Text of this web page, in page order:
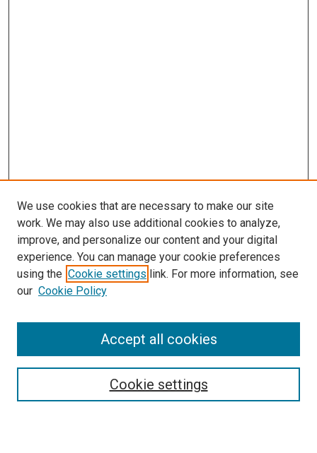
Advanced Search
We use cookies that are necessary to make our site
work. We may also use additional cookies to analyze,
improve, and personalize our content and your digital
experience. You can manage your cookie preferences
using the Cookie settings link. For more information, see
our Cookie Policy
Cookie settings
Accept all cookies